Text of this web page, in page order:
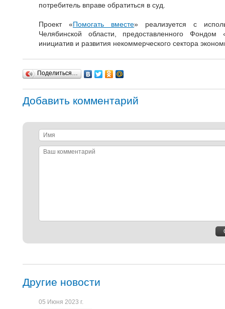
потребитель вправе обратиться в суд.
Проект «Помогать вместе» реализуется с
Челябинской области, предоставленного Фондом
инициатив и развития некоммерческого сектора
Поделиться…
Добавить комментарий
Имя
Ваш
Другие новости
05 Июня 2023 г.